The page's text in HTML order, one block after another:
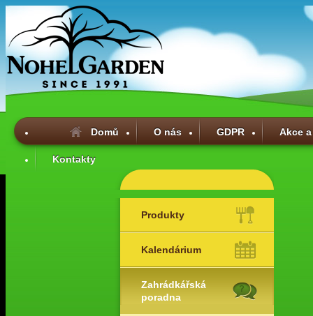
Domů O nás GDPR Akce
Kontakty
Produkty
Kalendárium
Zahrádkářská
poradna